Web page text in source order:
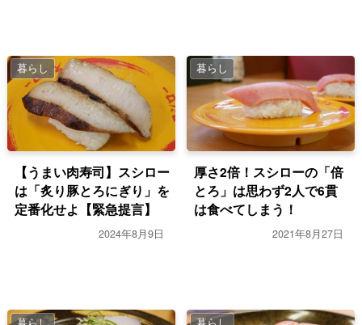
暮らし
【うまい肉寿司】スシロー
は「炙り豚とろにぎり」を
定番化せよ【緊急提言】
2024年8月9日
暮らし
厚さ2倍！スシローの「倍
とろ」は思わず2人で6貫
は食べてしまう！
2021年8月27日